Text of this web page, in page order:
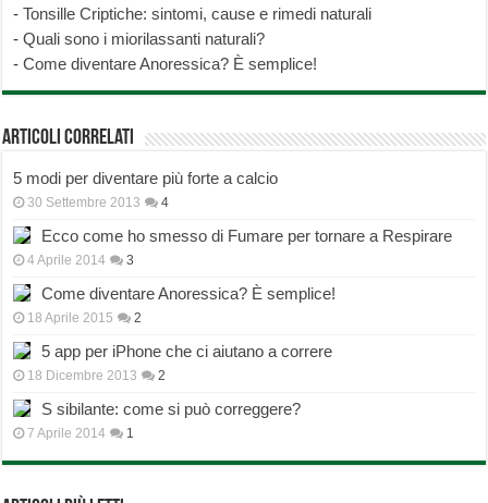
-Tonsille Criptiche: sintomi, cause e rimedi naturali
-Quali sono i miorilassanti naturali?
-Come diventare Anoressica? È semplice!
Articoli correlati
5 modi per diventare più forte a calcio
30 Settembre 2013 4
Ecco come ho smesso di Fumare per tornare a Respirare
4 Aprile 2014 3
Come diventare Anoressica? È semplice!
18 Aprile 2015 2
5 app per iPhone che ci aiutano a correre
18 Dicembre 2013 2
S sibilante: come si può correggere?
7 Aprile 2014 1